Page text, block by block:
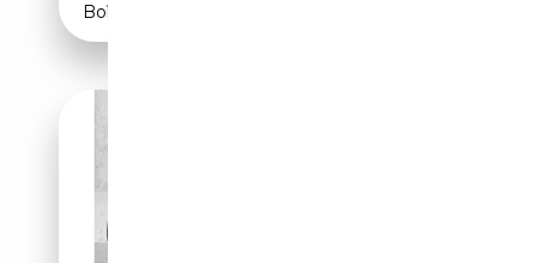
Boîte automatique